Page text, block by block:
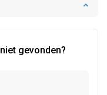
gevonden?